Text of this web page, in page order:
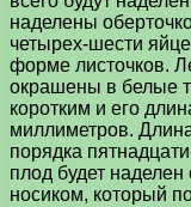
наделены
четырех-шести
форме листочков.
окрашены в белые
коротким и его
миллиметров.
порядка
плод будет
носиком, который